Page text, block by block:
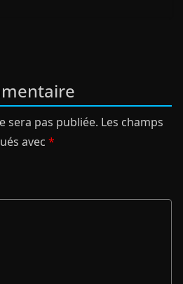
sera pas publiée. Les champs
avec *